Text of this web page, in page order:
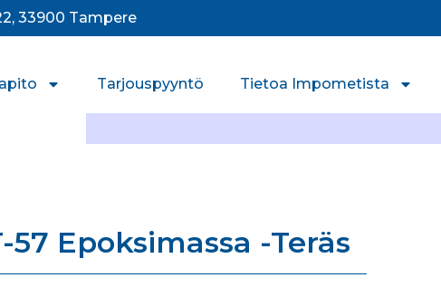
33900 Tampere
Tarjouspyyntö Tietoa Impometista
57 Epoksimassa -Teräs